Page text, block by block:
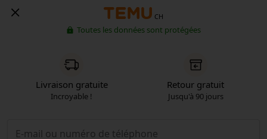
CH
Toutes les données sont protégées
Livraison gratuite
Incroyable !
Retour gratuit
Jusqu'à 90 jours